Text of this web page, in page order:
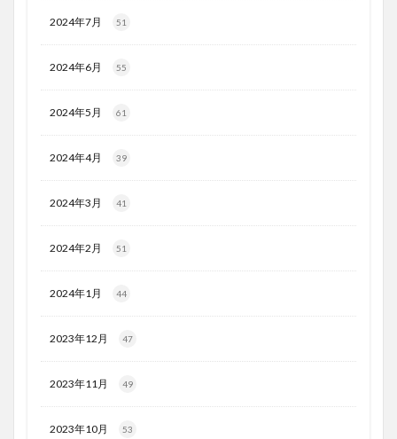
2024年7月 51
2024年6月 55
2024年5月 61
2024年4月 39
2024年3月 41
2024年2月 51
2024年1月 44
2023年12月 47
2023年11月 49
2023年10月 53